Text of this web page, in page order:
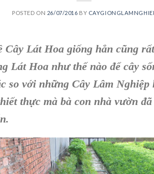
POSTED ON 26/07/2016 BY
Cây Lát Hoa giống hẳn cũng
Lát Hoa như thế nào đểcây
so với những Cây Lâm Nghiệp
thực mà bà con nhà vườn
.